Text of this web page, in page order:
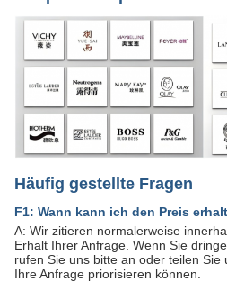
Häufig gestellte Fragen
F1: Wann kann ich den Preis
A: Wir zitieren normalerweise
Erhalt Ihrer Anfrage. Wenn Sie
rufen Sie uns bitte an oder teilen
Ihre Anfrage priorisieren können.